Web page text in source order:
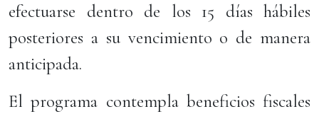
efectuarse dentro de los 15 días hábiles
posteriores a su vencimiento o de manera
anticipada.
El programa contempla beneficios fiscales